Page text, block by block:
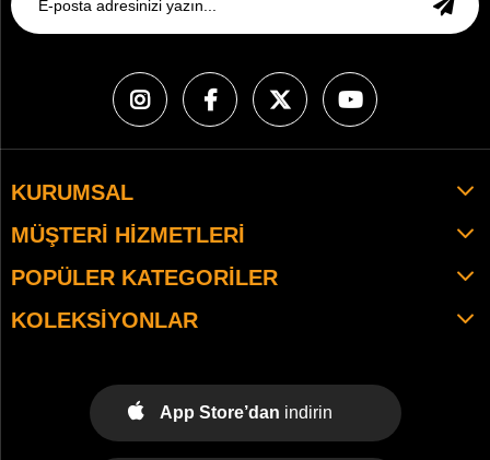
KURUMSAL
MÜŞTERI HIZMETLERI
POPÜLER KATEGORILER
KOLEKSIYONLAR
App Store’dan indirin